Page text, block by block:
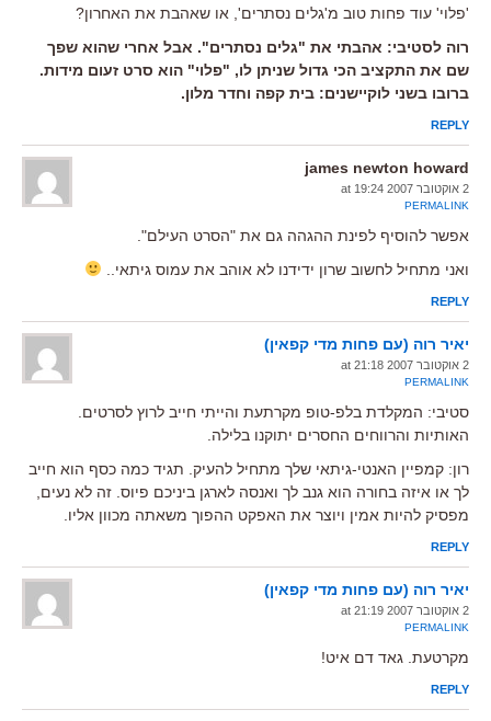
'פלוי' עוד פחות טוב מ'גלים נסתרים', או שאהבת את האחרון?
רוה לסטיבי: אהבתי את "גלים נסתרים". אבל אחרי שהוא שפך
שם את התקציב הכי גדול שניתן לו, "פלוי" הוא סרט זעום מידות.
ברובו בשני לוקיישנים: בית קפה וחדר מלון.
REPLY
james newton howard
2 אוקטובר 2007 at 19:24
PERMALINK
אפשר להוסיף לפינת ההגהה גם את "הסרט העילם".
ואני מתחיל לחשוב שרון ידידנו לא אוהב את עמוס גיתאי..
REPLY
יאיר רוה (עם פחות מדי קפאין)
2 אוקטובר 2007 at 21:18
PERMALINK
סטיבי: המקלדת בלפ-טופ מקרתעת והייתי חייב לרוץ לסרטים.
האותיות והרווחים החסרים יתוקנו בלילה.
רון: קמפיין האנטי-גיתאי שלך מתחיל להעיק. תגיד כמה כסף הוא חייב
לך או איזה בחורה הוא גנב לך ואנסה לארגן ביניכם פיוס. זה לא נעים,
מפסיק להיות אמין ויוצר את האפקט ההפוך משאתה מכוון אליו.
REPLY
יאיר רוה (עם פחות מדי קפאין)
2 אוקטובר 2007 at 21:19
PERMALINK
מקרטעת. גאד דם איט!
REPLY